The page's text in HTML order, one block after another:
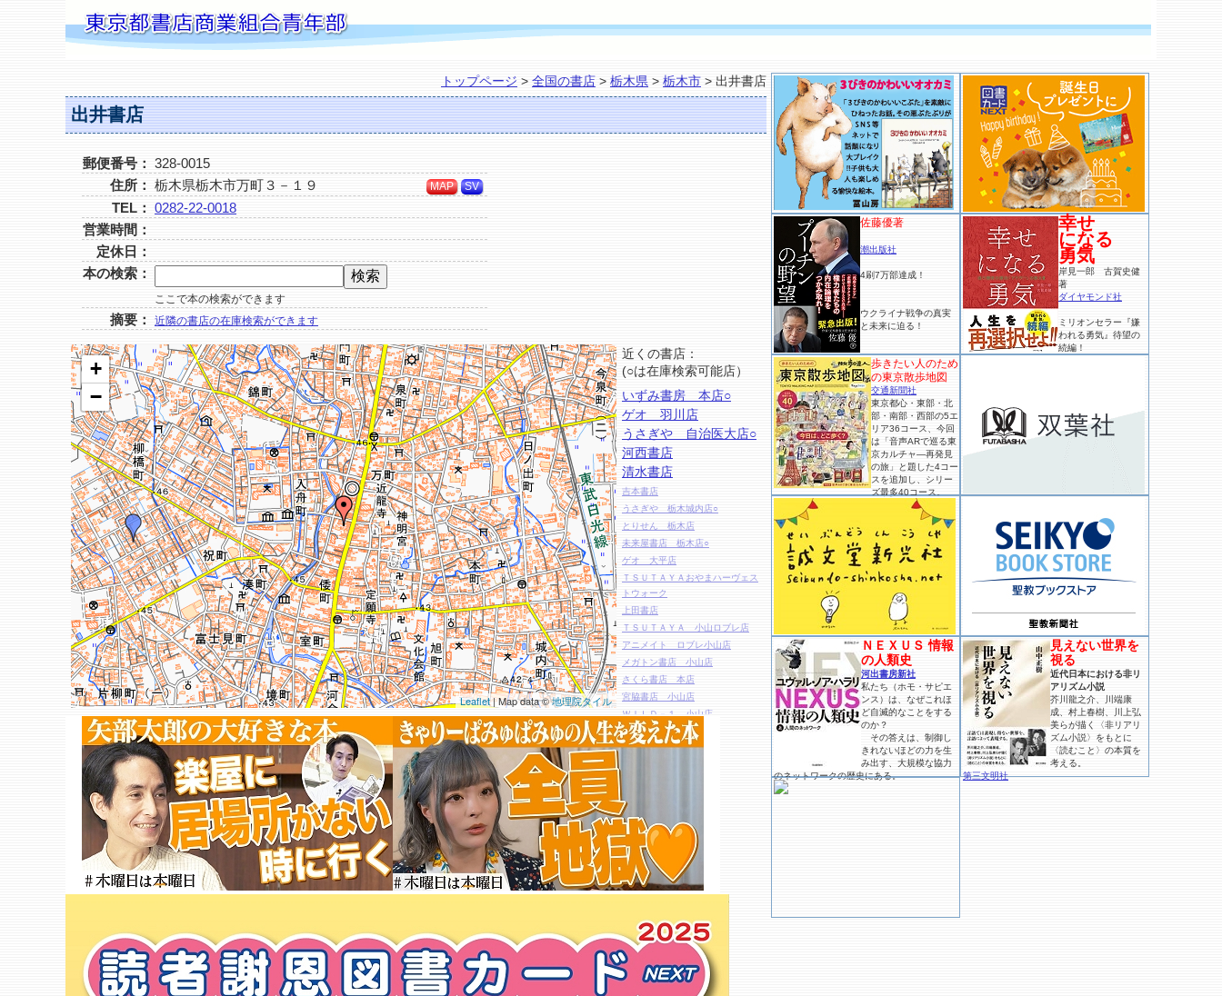
トップページ > 全国の書店 > 栃木県 > 栃木市 > 出井書店
出井書店
郵便番号： 328-0015
住所： 栃木県栃木市万町３－１９ MAP SV
TEL： 0282-22-0018
営業時間：
定休日：
本の検索：
ここで本の検索ができます
摘要： 近隣の書店の在庫検索ができます
+
−
Leaflet| Map data ©地理院タイル
近くの書店：
(○は在庫検索可能店）
いずみ書房 本店○
ゲオ 羽川店
うさぎや 自治医大店○
河西書店
清水書店
吉本書店
うさぎや 栃木城内店○
とりせん 栃木店
未来屋書店 栃木店○
ゲオ 大平店
ＴＳＵＴＡＹＡおやまハーヴェス
トウォーク
上田書店
ＴＳＵＴＡＹＡ 小山ロブレ店
アニメイト ロブレ小山店
メガトン書店 小山店
さくら書店 本店
宮脇書店 小山店
ＷＩＬＤ－１ 小山店
ゲオ 間々田店
ＴＳＵＴＡＹＡ 小山城南店
東奔堂
大学書房 自治医大店
大学書房 獨協店
廣川書店
樽見書店
未来屋書店 佐野新都市店○
ヴィレッジヴァンガードイオン佐
野新都市店
とりせん 田沼店
至誠堂
ゲオ 佐野高萩店
宮脇書店 イオンタウン佐野店
佐藤優著
潮出版社
4刷7万部達成！
ウクライナ戦争の真実
と未来に迫る！
幸せ
になる
勇気
岸見一郎 古賀史健
著
ダイヤモンド社
ミリオンセラー『嫌
われる勇気』待望の
続編！
歩きたい人のため
の東京散歩地図
交通新聞社
東京都心・東部・北
部・南部・西部の5エ
リア36コース、今回
は「音声ARで巡る東
京カルチャ―再発見
の旅」と題した4コー
スを追加し、シリー
ズ最多40コース。
ＮＥＸＵＳ 情報
の人類史
河出書房新社
私たち（ホモ・サピエ
ンス）は、なぜこれほ
ど自滅的なことをする
のか？
その答えは、制御し
きれないほどの力を生
み出す、大規模な協力
のネットワークの歴史にある。
見えない世界を
視る
近代日本における非リ
アリズム小説
芥川龍之介、川端康
成、村上春樹、川上弘
美らが描く〈非リアリ
ズム小説〉をもとに
〈読むこと〉の本質を
考える。
第三文明社